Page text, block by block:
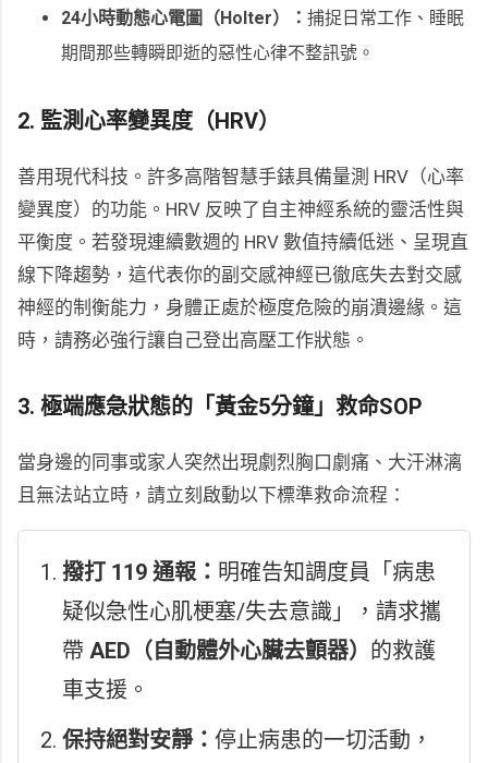
24小時動態心電圖（Holter）： 捕捉日常工作、睡眠
期間那些轉瞬即逝的惡性心律不整訊號。
2. 監測心率變異度（HRV）
善用現代科技。許多高階智慧手錶具備量測 HRV（心率
變異度）的功能。HRV 反映了自主神經系統的靈活性與
平衡度。若發現連續數週的 HRV 數值持續低迷、呈現直
線下降趨勢，這代表你的副交感神經已徹底失去對交感
神經的制衡能力，身體正處於極度危險的崩潰邊緣。這
時，請務必強行讓自己登出高壓工作狀態。
3. 極端應急狀態的「黃金5分鐘」救命SOP
當身邊的同事或家人突然出現劇烈胸口劇痛、大汗淋漓
且無法站立時，請立刻啟動以下標準救命流程：
撥打 119 通報： 明確告知調度員「病患
疑似急性心肌梗塞/失去意識」，請求攜
帶 AED（自動體外心臟去顫器） 的救護
車支援。
保持絕對安靜： 停止病患的一切活動，